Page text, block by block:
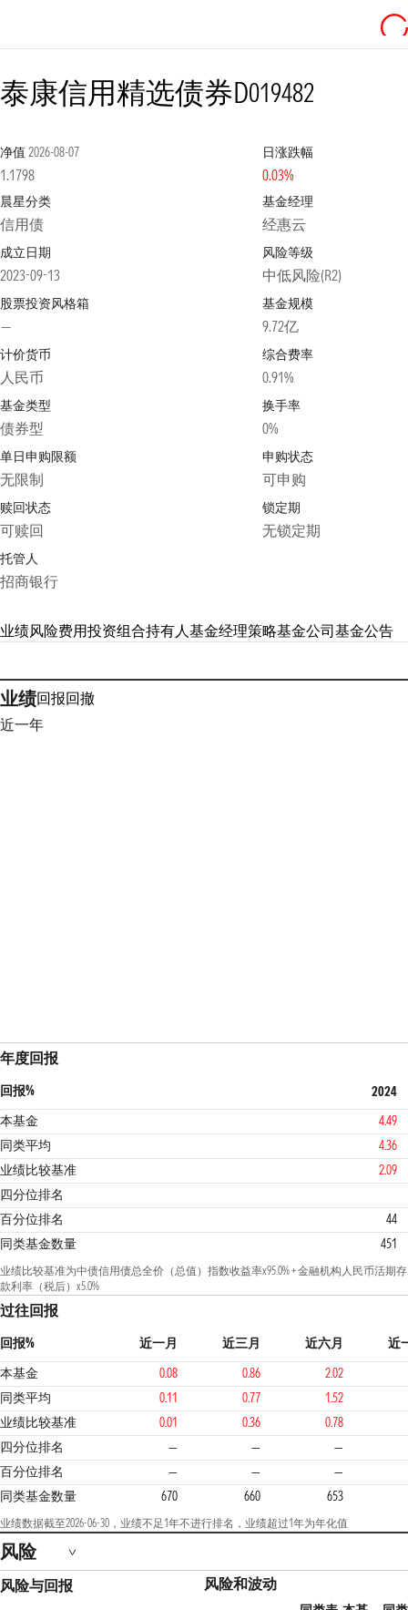
泰康信用精选债券D019482
净值 2026-08-07
1.1798
日涨跌幅
0.03%
晨星分类
信用债
基金经理
经惠云
成立日期
2023-09-13
风险等级
中低风险(R2)
股票投资风格箱
—
基金规模
9.72亿
计价货币
人民币
综合费率
0.91%
基金类型
债券型
换手率
0%
单日申购限额
无限制
申购状态
可申购
赎回状态
可赎回
锁定期
无锁定期
托管人
招商银行
业绩风险费用投资组合持有人基金经理策略基金公司基金公告
业绩回报回撤
近一年
年度回报
回报%
2024
本基金
4.49
同类平均
4.36
业绩比较基准
2.09
四分位排名
2 4
百分位排名
44
同类基金数量
451
业绩比较基准为中债信用债总全价（总值）指数收益率x95.0% + 金融机构人民币活期存
款利率（税后）x5.0%
过往回报
回报% 近一月 近三月 近六月
近
本基金
0.08 0.86
2.02
同类平均
0.11 0.77
1.52
业绩比较基准
0.01 0.36
0.78
四分位排名
— — —
3
百分位排名 — —
—
同类基金数量
670 660 653
业绩数据截至2026-06-30，业绩不足1年不进行排名，业绩超过1年为年化值
风险
风险与回报 风险和波动